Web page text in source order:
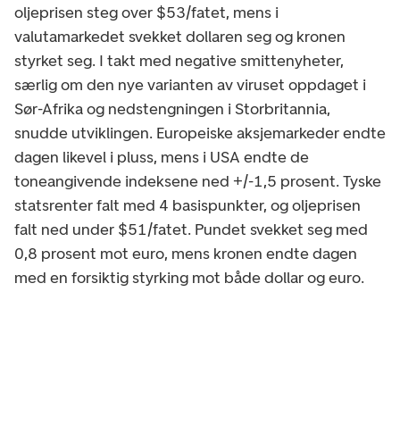
oljeprisen steg over $53/fatet, mens i
valutamarkedet svekket dollaren seg og kronen
styrket seg. I takt med negative smittenyheter,
særlig om den nye varianten av viruset oppdaget i
Sør-Afrika og nedstengningen i Storbritannia,
snudde utviklingen. Europeiske aksjemarkeder endte
dagen likevel i pluss, mens i USA endte de
toneangivende indeksene ned +/-1,5 prosent. Tyske
statsrenter falt med 4 basispunkter, og oljeprisen
falt ned under $51/fatet. Pundet svekket seg med
0,8 prosent mot euro, mens kronen endte dagen
med en forsiktig styrking mot både dollar og euro.